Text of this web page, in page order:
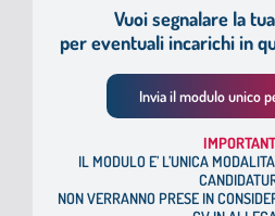
Vuoi segnalare la
per eventuali incarichi in
Invia il modulo unico
I
IL MODULO E’ L’UNICA
NON VERRANNO PRESE IN